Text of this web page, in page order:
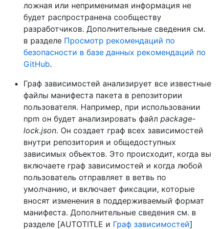
ложная или неприменимая информация не
будет распространена сообществу
разработчиков. Дополнительные сведения см.
в разделе Просмотр рекомендаций по
безопасности в базе данных рекомендаций по
GitHub.
Граф зависимостей анализирует все известные
файлы манифеста пакета в репозитории
пользователя. Например, при использовании
npm он будет анализировать файл package-
lock.json. Он создает граф всех зависимостей
внутри репозитория и общедоступных
зависимых объектов. Это происходит, когда вы
включаете граф зависимостей и когда любой
пользователь отправляет в ветвь по
умолчанию, и включает фиксации, которые
вносят изменения в поддерживаемый формат
манифеста. Дополнительные сведения см. в
разделе [AUTOTITLE и Граф зависимостей]